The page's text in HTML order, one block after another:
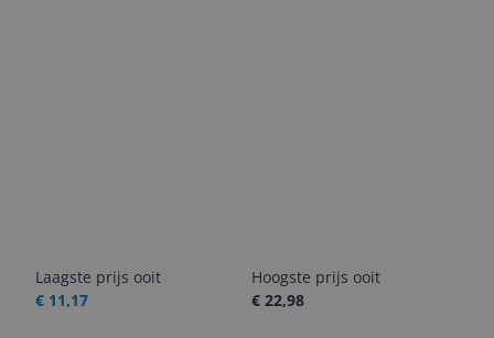
Laagste prijs ooit
€ 11,17
Hoogste prijs ooit
€ 22,98